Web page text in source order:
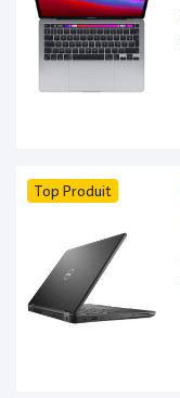
Top Produit